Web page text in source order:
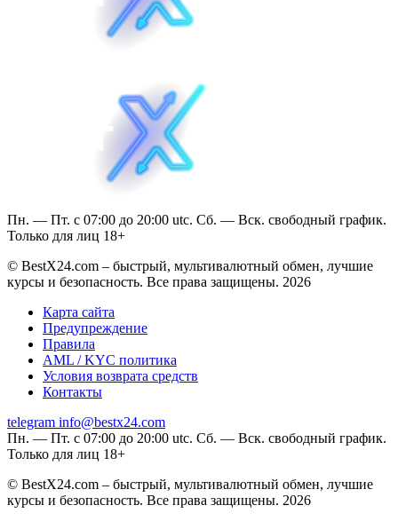
Пн. — Пт. с 07:00 до 20:00 utc. Сб. — Вск. свободный график.
Только для лиц 18+
© BestX24.com – быстрый, мультивалютный обмен, лучшие
курсы и безопасность. Все права защищены. 2026
Карта сайта
Предупреждение
Правила
AML / KYC политика
Условия возврата средств
Контакты
telegram info@bestx24.com
Пн. — Пт. с 07:00 до 20:00 utc. Сб. — Вск. свободный график.
Только для лиц 18+
© BestX24.com – быстрый, мультивалютный обмен, лучшие
курсы и безопасность. Все права защищены. 2026